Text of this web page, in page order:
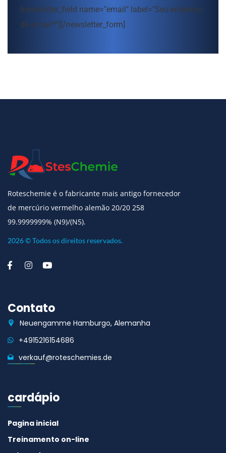
[newsletter_field name="email" label="Seu endereço
de e-mail*"][/newsletter_form]
Roteschemie é o fabricante mais antigo fornecedor
de mercúrio vermelho alemão 20/20 258
99.9999999% (N9)/(N5).
2026 © Todos os direitos reservados.
Contato
Neuengamme Hamburgo, Alemanha
+4915216154686
verkauf@roteschemies.de
cardápio
Pagina inicial
Treinamento on-line